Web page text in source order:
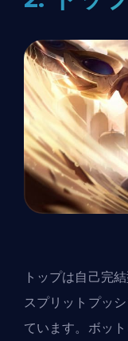
トップは自己完
スプリットプッ
ています。ボッ